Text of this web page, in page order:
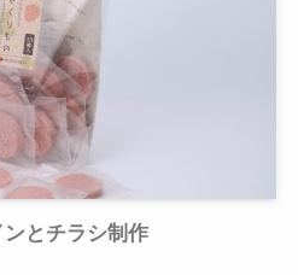
とチラシ制作